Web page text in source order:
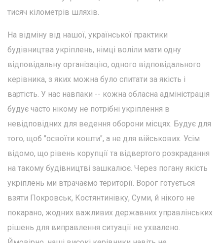
тисяч кілометрів шляхів.
На відміну від нашої, української практики
будівництва укріплень, німці воліли мати одну
відповідальну організацію, одного відповідального
керівника, з яких можна було спитати за якість і
вартість. У нас навпаки -- кожна обласна адміністрація
будує часто нікому не потрібні укріплення в
невідповідних для ведення оборони місцях. Будує для
того, щоб "освоїти кошти", а не для військових. Усім
відомо, що рівень корупції та відвертого розкрадання
на такому будівництві зашкалює. Через погану якість
укріплень ми втрачаємо території. Ворог готується
взяти Покровськ, Костянтинівку, Суми, й нікого не
покарано, жодних важливих державних управлінських
рішень для виправлення ситуації не ухвалено.